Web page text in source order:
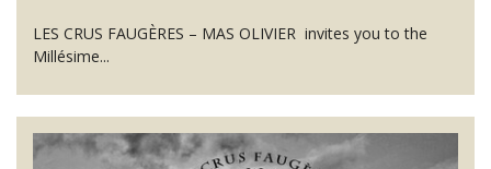
LES CRUS FAUGÈRES – MAS OLIVIER invites you to the
Millésime...